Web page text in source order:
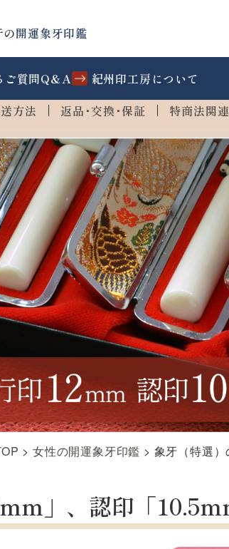
開運象牙印鑑
ご質問Q&A
紀州印工房について
方法 返品･交換･保証 特商法関
> 女性の開運象牙印鑑 > 象牙（特選
」、認印「